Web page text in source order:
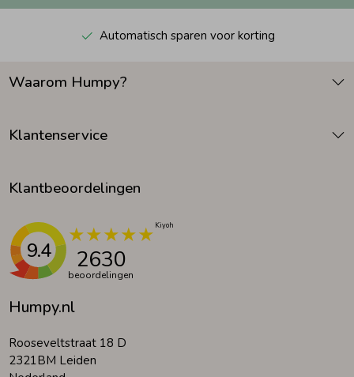
Automatisch sparen voor korting
Humpy.nl
Rooseveltstraat 18 D
2321BM Leiden
Waarom Humpy?
Klantenservice
Klantbeoordelingen
9.4 2630
beoordelingen